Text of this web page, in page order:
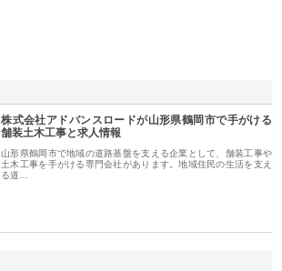
株式会社アドバンスロードが山形県鶴岡市で手がける
舗装土木工事と求人情報
山形県鶴岡市で地域の道路基盤を支える企業として、舗装工事や
土木工事を手がける専門会社があります。地域住民の生活を支え
る道…